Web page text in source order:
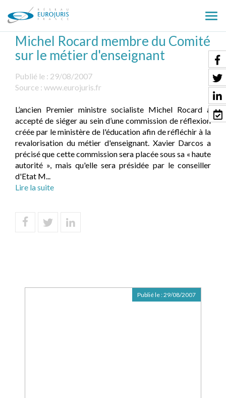
le
Michel Rocard membre du Comité
sur le métier d'enseignant
Publié le : 29/08/2007
Source : www.eurojuris.fr
L’ancien Premier ministre socialiste Michel Rocard a
accepté de siéger au sein d’une commission de réflexion
créée par le ministère de l'éducation afin de réfléchir à la
revalorisation du métier d'enseignant. Xavier Darcos a
précisé que cette commission sera placée sous sa « haute
autorité », mais qu'elle sera présidée par le conseiller
d'Etat M...
Lire la suite
Publié le :29/08/2007